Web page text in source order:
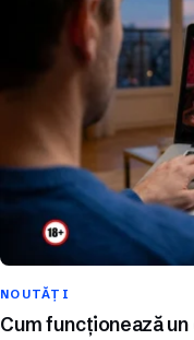
NOUTĂȚI
Cum funcționează